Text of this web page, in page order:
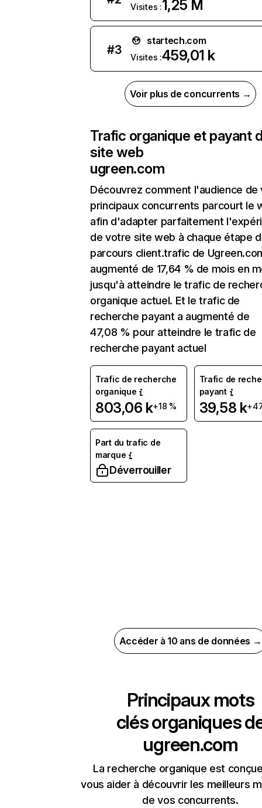
Visites :1,25 M
#3
startech.com
Visites :459,01 k
Voir plus de concurrents →
Trafic organique et payant
site web
ugreen.com
Découvrez comment l'audience de
principaux concurrents parcourt le
afin d'adapter parfaitement
de votre site web à chaque étape
parcours client.trafic de
augmenté de 17,64 % de mois en
jusqu'à atteindre le trafic de
organique actuel. Et le trafic de
recherche payant a augmenté de
47,08 % pour atteindre le trafic de
recherche payant actuel
Trafic de recherche
organique
803,06 k+18 %
Trafic de
payant
39,58 k
Part du trafic de
marque
Déverrouiller
Accéder à 10 ans de données →
Principaux mots
clés organiques
ugreen.com
La recherche organique est
vous aider à découvrir les meilleurs
de vos concurrents.